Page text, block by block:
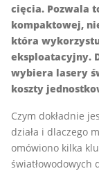
cięcia. Pozwala
kompaktowej,
która
eksploatacyjny.
wybiera lasery
koszty
Czym dokładnie
działa i dlaczego
omówiono kilka
światłowodowych